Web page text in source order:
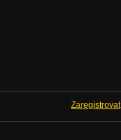
Zaregistrovat